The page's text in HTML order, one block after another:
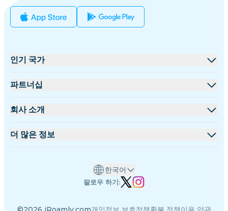
인기 국가
미국
프랑스
파트너십
도매 플랫폼
회사 소개
iRoamly 소개
더 많은 정보
한국어
팔로우 하기: